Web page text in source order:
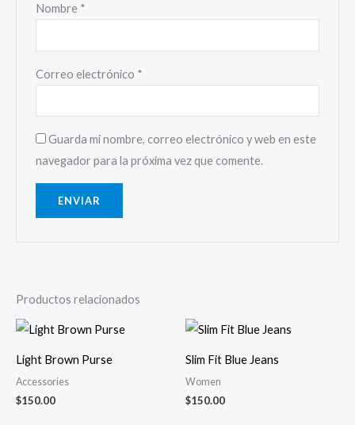
Nombre *
Correo electrónico *
Guarda mi nombre, correo electrónico y web en este
navegador para la próxima vez que comente.
Productos relacionados
Light Brown Purse
Accessories
$150.00
Slim Fit Blue Jeans
Women
$150.00